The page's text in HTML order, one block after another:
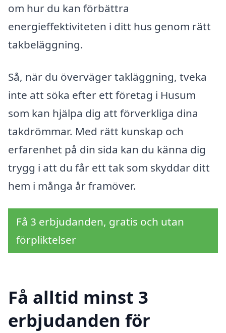
om hur du kan förbättra
energieffektiviteten i ditt hus genom rätt
takbeläggning.
Så, när du överväger takläggning, tveka
inte att söka efter ett företag i Husum
som kan hjälpa dig att förverkliga dina
takdrömmar. Med rätt kunskap och
erfarenhet på din sida kan du känna dig
trygg i att du får ett tak som skyddar ditt
hem i många år framöver.
Få 3 erbjudanden, gratis och utan
förpliktelser
Få alltid minst 3
erbjudanden för